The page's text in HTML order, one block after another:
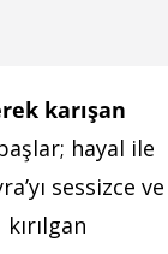
karışan
hayal ile
sessizce ve